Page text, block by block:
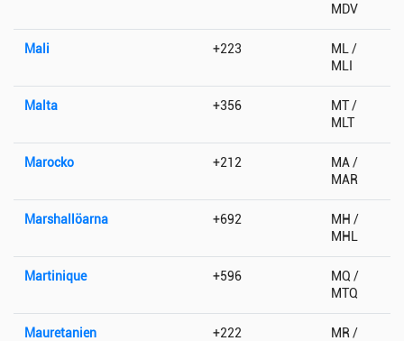
MDV
Mali +223
ML /
MLI
Malta +356
MT /
MLT
Marocko +212
MA /
MAR
Marshallöarna +692
MH /
MHL
Martinique +596
MQ /
MTQ
Mauretanien +222
MR /